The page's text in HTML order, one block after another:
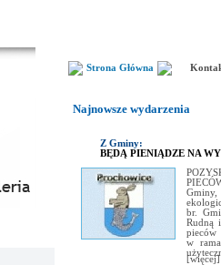
Strona Główna
Najnowsze wydarzenia
Z Gminy:
BĘDĄ PIENIĄDZE NA
br.
Rudną
pieców
w
[więcej]